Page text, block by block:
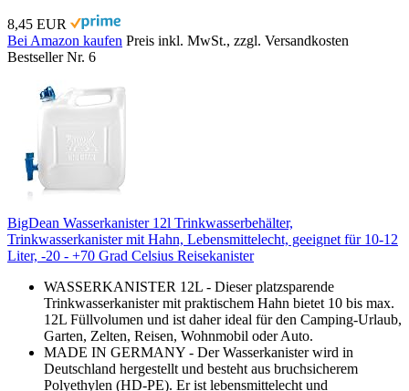
8,45 EUR
Bei Amazon kaufen Preis inkl. MwSt., zzgl. Versandkosten
Bestseller Nr. 6
BigDean Wasserkanister 12l Trinkwasserbehälter,
Trinkwasserkanister mit Hahn, Lebensmittelecht, geeignet für 10-12
Liter, -20 - +70 Grad Celsius Reisekanister
WASSERKANISTER 12L - Dieser platzsparende
Trinkwasserkanister mit praktischem Hahn bietet 10 bis max.
12L Füllvolumen und ist daher ideal für den Camping-Urlaub,
Garten, Zelten, Reisen, Wohnmobil oder Auto.
MADE IN GERMANY - Der Wasserkanister wird in
Deutschland hergestellt und besteht aus bruchsicherem
Polyethylen (HD-PE). Er ist lebensmittelecht und